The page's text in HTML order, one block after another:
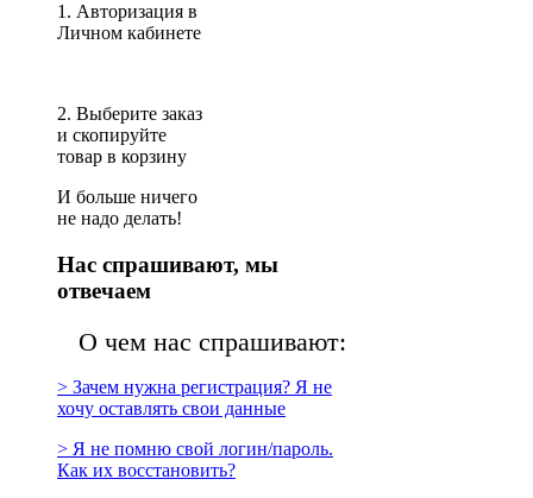
1. Авторизация в
Личном кабинете
2. Выберите заказ
и скопируйте
товар в корзину
И больше ничего
не надо делать!
Нас спрашивают, мы
отвечаем
О чем нас спрашивают:
> Зачем нужна регистрация? Я не
хочу оставлять свои данные
> Я не помню свой логин/пароль.
Как их восстановить?